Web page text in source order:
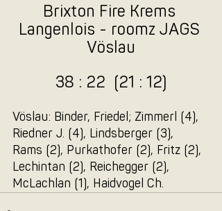
Brixton Fire Krems
Langenlois - roomz JAGS
Vöslau
38 : 22  (21 : 12)
Vöslau: Binder, Friedel; Zimmerl (4),
Riedner J. (4), Lindsberger (3),
Rams (2), Purkathofer (2), Fritz (2),
Lechintan (2), Reichegger (2),
McLachlan (1), Haidvogel Ch.